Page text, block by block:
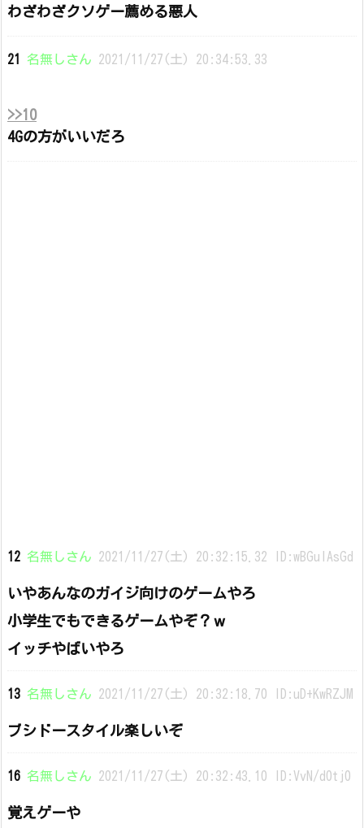
わざわざクソゲー薦める悪人
21 名無しさん 2021/11/27(土) 20:34:53.33
>>10
4Gの方がいいだろ
12 名無しさん 2021/11/27(土) 20:32:15.32 ID:wBGuIAsGd
いやあんなのガイジ向けのゲームやろ
小学生でもできるゲームやぞ？ｗ
イッチやばいやろ
13 名無しさん 2021/11/27(土) 20:32:18.70 ID:uD+KwRZJM
ブシドースタイル楽しいぞ
16 名無しさん 2021/11/27(土) 20:32:43.10 ID:VvN/d0tj0
覚えゲーや